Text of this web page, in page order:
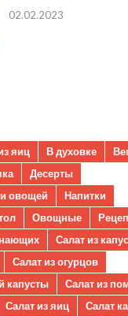
02.02.2023
яиц В духовке
Десерты
и овощей
Напитки
Овощные
Салат из
Салат из огурцов
капусты
Салат из
Салат из яиц
Салат